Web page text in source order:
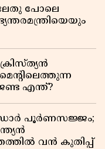
പോലെ
എന്ത്?
പൂർണസജ്ജം;
വൻ കുതിപ്പ്